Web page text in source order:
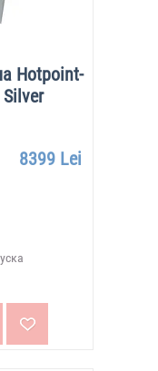
Hotpoint-
8399 Lei